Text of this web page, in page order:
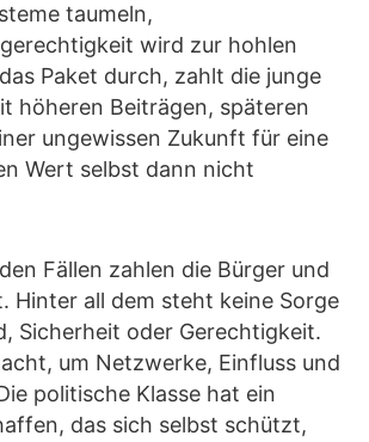
taumeln,
wird zur hohlen
Paket durch, zahlt die junge
höheren Beiträgen, späteren
ungewissen Zukunft für eine
Wert selbst dann nicht
Fällen zahlen die Bürger und
Hinter all dem steht keine Sorge
Sicherheit oder Gerechtigkeit.
um Netzwerke, Einfluss und
politische Klasse hat ein
das sich selbst schützt,